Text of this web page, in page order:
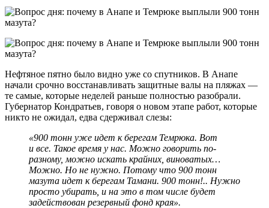
Нефтяное пятно было видно уже со спутников. В Анапе
начали срочно восстанавливать защитные валы на пляжах —
те самые, которые неделей раньше полностью разобрали.
Губернатор Кондратьев, говоря о новом этапе работ, которые
никто не ожидал, едва сдерживал слезы:
«900 тонн уже идет к берегам Темрюка. Вот
и все. Такое время у нас. Можно говорить по-
разному, можно искать крайних, виноватых…
Можно. Но не нужно. Потому что 900 тонн
мазута идет к берегам Тамани. 900 тонн!.. Нужно
просто убирать, и на это в том числе будет
задействован резервный фонд края».